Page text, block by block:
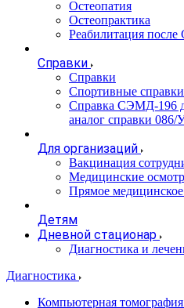
Остеопатия
Остеопрактика
Реабилитация после
Справки
Справки
Спортивные справки
Справка СЭМД‑196
аналог справки 086/
Для организаций
Вакцинация
Медицинские
Прямое
Детям
Дневной стационар
Диагностика и
Диагностика
Компьютерная